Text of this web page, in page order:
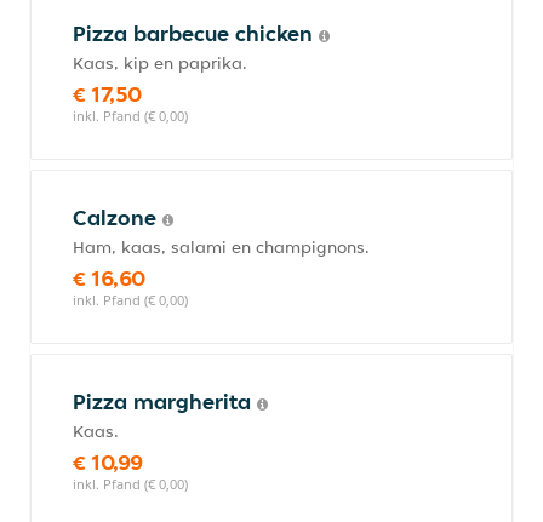
Pizza barbecue chicken
Kaas, kip en paprika.
€ 17,50
inkl. Pfand (€ 0,00)
Calzone
Ham, kaas, salami en champignons.
€ 16,60
inkl. Pfand (€ 0,00)
Pizza margherita
Kaas.
€ 10,99
inkl. Pfand (€ 0,00)